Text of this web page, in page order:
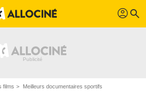
profil search
films Meilleurs documentaires sportifs